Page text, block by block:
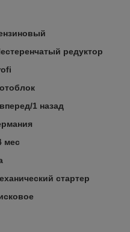
редуктор
1 назад
мес
стартер